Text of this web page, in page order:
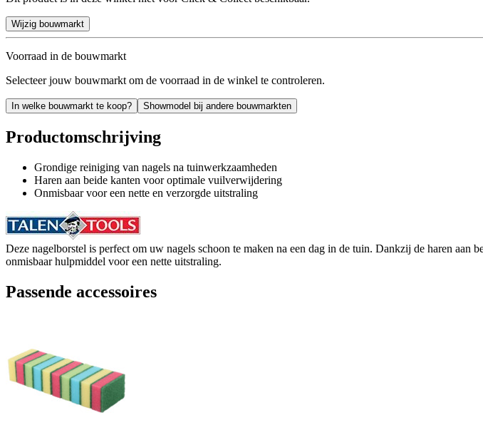
Wijzig bouwmarkt
Voorraad in de bouwmarkt
Selecteer jouw bouwmarkt om de voorraad in de winkel te controleren.
In welke bouwmarkt te koop? Showmodel bij andere bouwmarkten
Productomschrijving
Grondige reiniging van nagels na tuinwerkzaamheden
Haren aan beide kanten voor optimale vuilverwijdering
Onmisbaar voor een nette en verzorgde uitstraling
Deze nagelborstel is perfect om uw nagels schoon te maken na een dag in de tuin. Dankzij de haren
onmisbaar hulpmiddel voor een nette uitstraling.
Passende accessoires